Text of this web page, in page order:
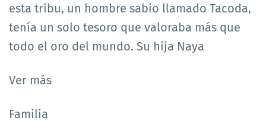
esta tribu, un hombre sabio llamado Tacoda,
tenía un solo tesoro que valoraba más que
todo el oro del mundo. Su hija Naya
Ver más
Familia